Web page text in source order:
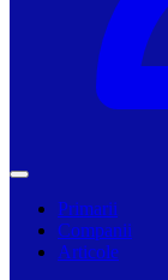
Primarii
Companii
Articole